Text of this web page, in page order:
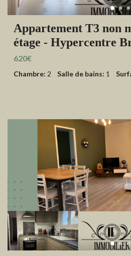
Appartement T3 non
étage - Hypercentre
620€
Chambre: 2 Salle de bains: 1